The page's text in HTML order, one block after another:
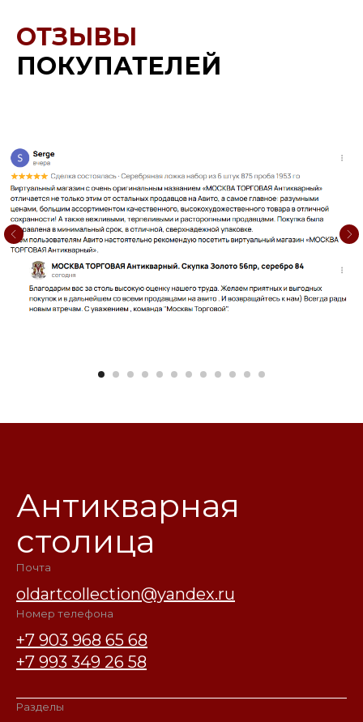
ОТЗЫВЫ
ПОКУПАТЕЛЕЙ
Антикварная
столица
Почта
oldartcollection@yandex.ru
Номер телефона
+7 903 968 65 68
+7 993 349 26 58
Разделы